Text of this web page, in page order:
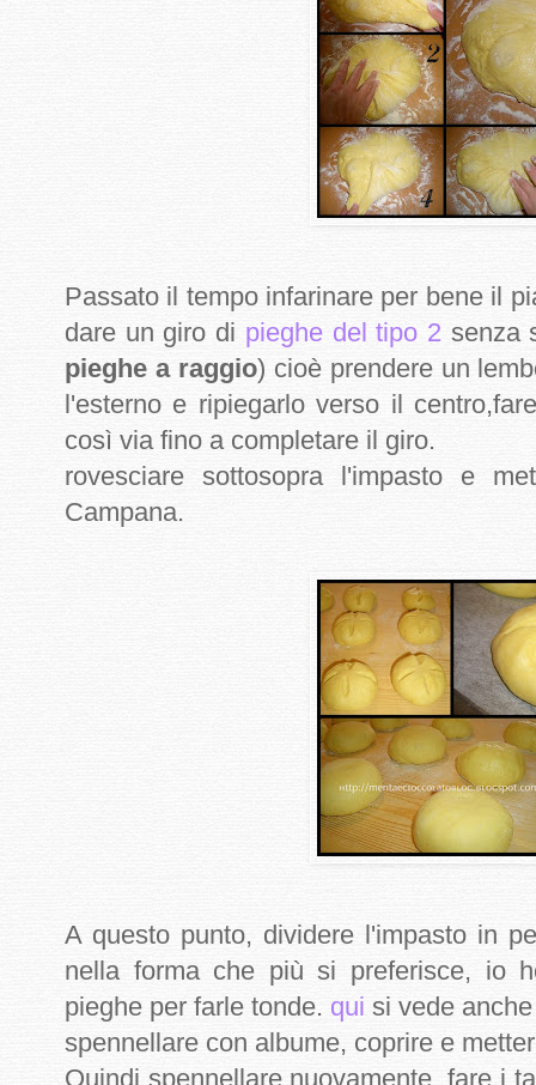
Passato il tempo infarinare per bene il
dare un giro di pieghe del tipo 2 senza
pieghe a raggio) cioè prendere un
l'esterno e ripiegarlo verso il
così via fino a completare il giro.
rovesciare sottosopra l'impasto e
Campana.
A questo punto, dividere l'impasto in
nella forma che più si preferisce, io
pieghe per farle tonde. qui si vede
spennellare con albume, coprire e